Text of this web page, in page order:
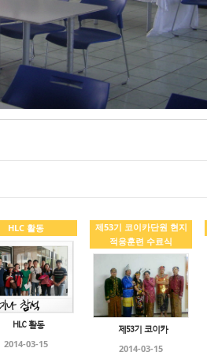
HLC 활동
HLC 활동
2014-03-15
제53기 코이카단원 현지
적응훈련 수료식
제53기 코이카
2014-03-15